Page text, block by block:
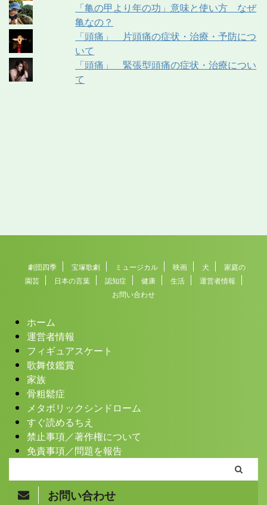
「亀の甲より年の功」意味と使い方 なぜ
亀なの？
「頭痛」 片頭痛の症状・治療・予防につ
いて
「頭痛」 緊張型頭痛の症状・治療につい
て
劇団四季 宝塚歌劇 ミュージカル 映画 犬
家庭の
園芸
日本の言葉 認知症 健康 生活
運営者情報
お問い合わせ
ホーム
運営者情報
フィギュアスケート
歌舞伎鑑賞
家族
骨粗鬆症
メタボリックシンドローム
すぐ読めるちえ
禁止事項／著作権について
免責事項／問題を報告
お問い合わせ